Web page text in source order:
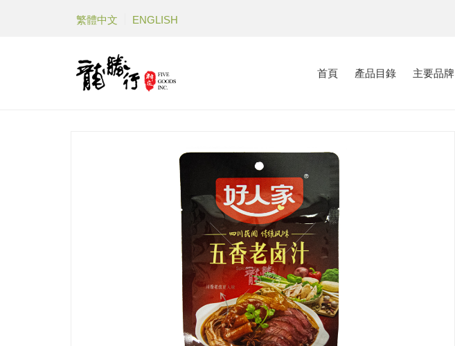
繁體中文 ENGLISH
首頁 產品目錄 主要品牌